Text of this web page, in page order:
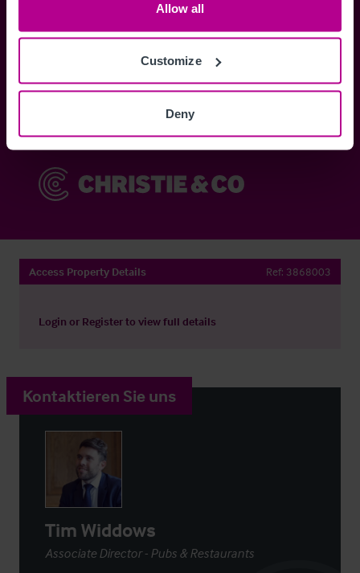
Allow all
Customize
Deny
Anmelden
Sie haben bereits ein Konto?
Access Property Details Ref: 3868003
Login or Registerto view full details
Kontaktieren Sie uns
Tim Widdows
Associate Director - Pubs & Restaurants